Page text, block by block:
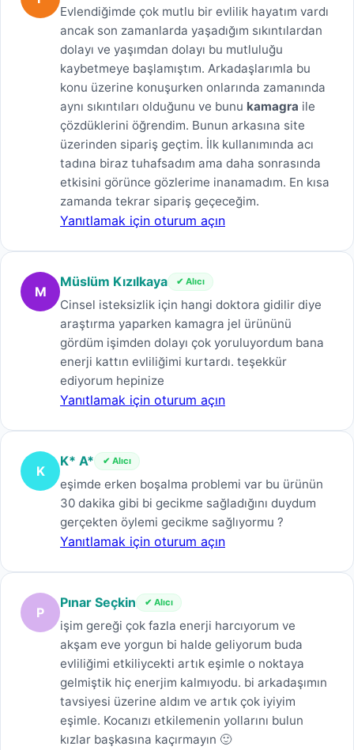
Evlendiğimde çok mutlu bir evlilik hayatım vardı
ancak son zamanlarda yaşadığım sıkıntılardan
dolayı ve yaşımdan dolayı bu mutluluğu
kaybetmeye başlamıştım. Arkadaşlarımla bu
konu üzerine konuşurken onlarında zamanında
aynı sıkıntıları olduğunu ve bunu kamagra ile
çözdüklerini öğrendim. Bunun arkasına site
üzerinden sipariş geçtim. İlk kullanımında acı
tadına biraz tuhafsadım ama daha sonrasında
etkisini görünce gözlerime inanamadım. En kısa
zamanda tekrar sipariş geçeceğim.
Yanıtlamak için oturum açın
M
Müslüm Kızılkaya ✔ Alıcı
Cinsel isteksizlik için hangi doktora gidilir diye
araştırma yaparken kamagra jel ürününü
gördüm işimden dolayı çok yoruluyordum bana
enerji kattın evliliğimi kurtardı. teşekkür
ediyorum hepinize
Yanıtlamak için oturum açın
K
K* A* ✔ Alıcı
eşimde erken boşalma problemi var bu ürünün
30 dakika gibi bi gecikme sağladığını duydum
gerçekten öylemi gecikme sağlıyormu ?
Yanıtlamak için oturum açın
P
Pınar Seçkin ✔ Alıcı
işim gereği çok fazla enerji harcıyorum ve
akşam eve yorgun bi halde geliyorum buda
evliliğimi etkiliycekti artık eşimle o noktaya
gelmiştik hiç enerjim kalmıyodu. bi arkadaşımın
tavsiyesi üzerine aldım ve artık çok iyiyim
eşimle. Kocanızı etkilemenin yollarını bulun
kızlar başkasına kaçırmayın 🙂